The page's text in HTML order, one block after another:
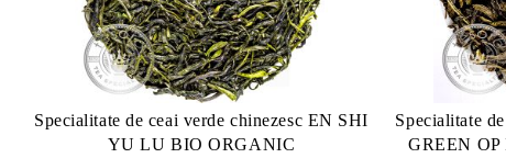
Specialitate de ceai verde chinezesc EN SHI
YU LU BIO ORGANIC
Specialitate
GREEN